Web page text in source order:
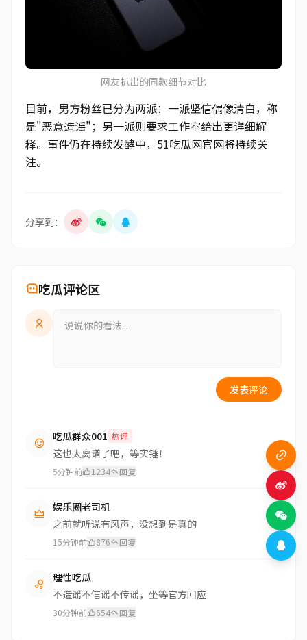
网友扒出的同款细节对比
目前，男方粉丝已分为两派：一派坚信偶像清白，称
是"恶意造谣"；另一派则要求工作室给出更详细解
释。事件仍在持续发酵中，51吃瓜网官网将持续关
注。
分享到：
吃瓜评论区
发表评论
吃瓜群众001 热评
这也太离谱了吧，等实锤！
5分钟前 1234 回复
娱乐圈老司机
之前就听说有风声，没想到是真的
15分钟前 876 回复
理性吃瓜
不造谣不信谣不传谣，坐等官方回应
30分钟前 654 回复